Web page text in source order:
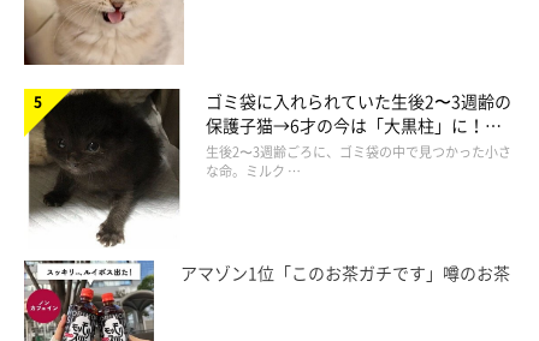
ゴミ袋に入れられていた生後2〜3週齢の
保護子猫→6才の今は「大黒柱」に！
美しい黒猫に成長した姿にグッとくる
生後2〜3週齢ごろに、ゴミ袋の中で見つかった小さ
な命。ミルク …
アマゾン1位「このお茶ガチです」噂のお茶